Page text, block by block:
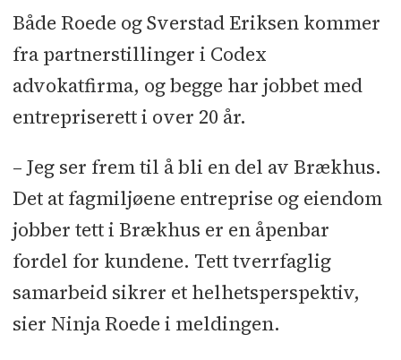
Både Roede og Sverstad Eriksen kommer
fra partnerstillinger i Codex
advokatfirma, og begge har jobbet med
entrepriserett i over 20 år.
– Jeg ser frem til å bli en del av Brækhus.
Det at fagmiljøene entreprise og eiendom
jobber tett i Brækhus er en åpenbar
fordel for kundene. Tett tverrfaglig
samarbeid sikrer et helhetsperspektiv,
sier Ninja Roede i meldingen.